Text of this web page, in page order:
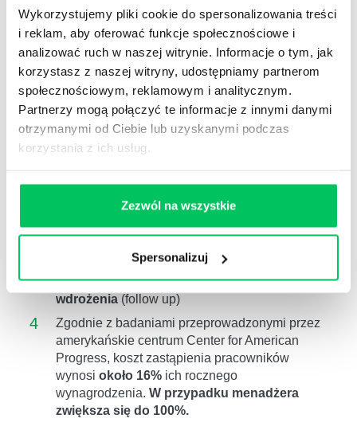
Wykorzystujemy pliki cookie do spersonalizowania treści
i reklam, aby oferować funkcje społecznościowe i
analizować ruch w naszej witrynie. Informacje o tym, jak
korzystasz z naszej witryny, udostępniamy partnerom
społecznościowym, reklamowym i analitycznym.
Partnerzy mogą połączyć te informacje z innymi danymi
otrzymanymi od Ciebie lub uzyskanymi podczas
korzystania z ich usług.
Zezwól na wszystkie
Spersonalizuj
1 Przeszkoliliśmy ponad 40000dyrektorów,
menedżerów, kierowników i naczelników.
mierzyliśmy efektywność (47 projektów 286 dni
poziom kompetencji wzrósł średnio o
i jak mam zrobić),motywacji
(wierzę, że
warto),postawy(zamierzam to zrobić) ,
wdrożenia (follow up)
4
Zgodnie z badaniami przeprowadzonymi przez
amerykańskie centrum Center for American
Progress, koszt zastąpienia pracowników
wynosi około 16% ich rocznego
wynagrodzenia. W przypadku menadżera
zwiększa się do 100%.